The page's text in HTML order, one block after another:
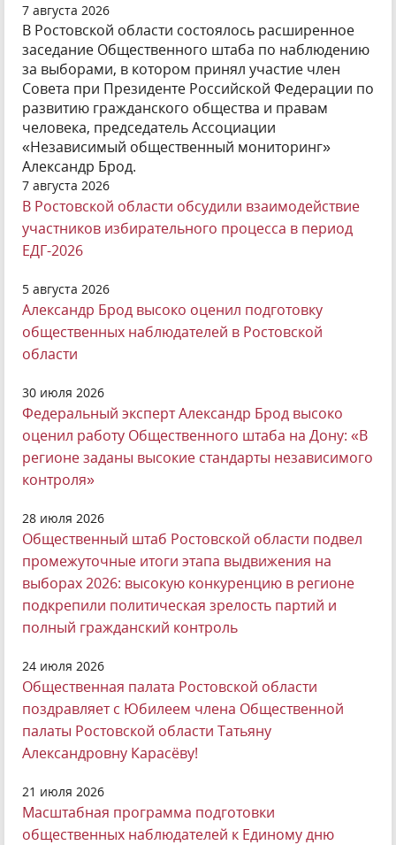
7 августа 2026
В Ростовской области состоялось расширенное
заседание Общественного штаба по наблюдению
за выборами, в котором принял участие член
Совета при Президенте Российской Федерации по
развитию гражданского общества и правам
человека, председатель Ассоциации
«Независимый общественный мониторинг»
Александр Брод.
7 августа 2026
В Ростовской области обсудили взаимодействие
участников избирательного процесса в период
ЕДГ-2026
5 августа 2026
Александр Брод высоко оценил подготовку
общественных наблюдателей в Ростовской
области
30 июля 2026
Федеральный эксперт Александр Брод высоко
оценил работу Общественного штаба на Дону: «В
регионе заданы высокие стандарты независимого
контроля»
28 июля 2026
Общественный штаб Ростовской области подвел
промежуточные итоги этапа выдвижения на
выборах 2026: высокую конкуренцию в регионе
подкрепили политическая зрелость партий и
полный гражданский контроль
24 июля 2026
Общественная палата Ростовской области
поздравляет с Юбилеем члена Общественной
палаты Ростовской области Татьяну
Александровну Карасёву!
21 июля 2026
Масштабная программа подготовки
общественных наблюдателей к Единому дню